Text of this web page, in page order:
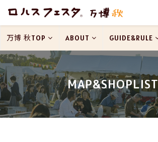
MAP&SHOPLIST
万博 秋TOP ABOUT GUIDE&RULE